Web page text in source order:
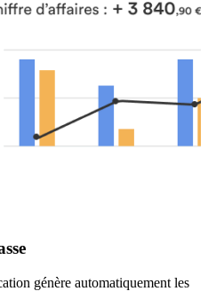
génère automatiquement les